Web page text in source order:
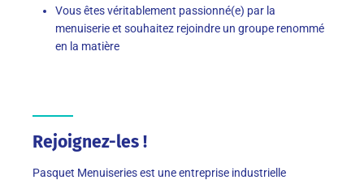
Vous êtes véritablement passionné(e) par la
menuiserie et souhaitez rejoindre un groupe renommé
en la matière
Rejoignez-les !
Pasquet Menuiseries est une entreprise industrielle